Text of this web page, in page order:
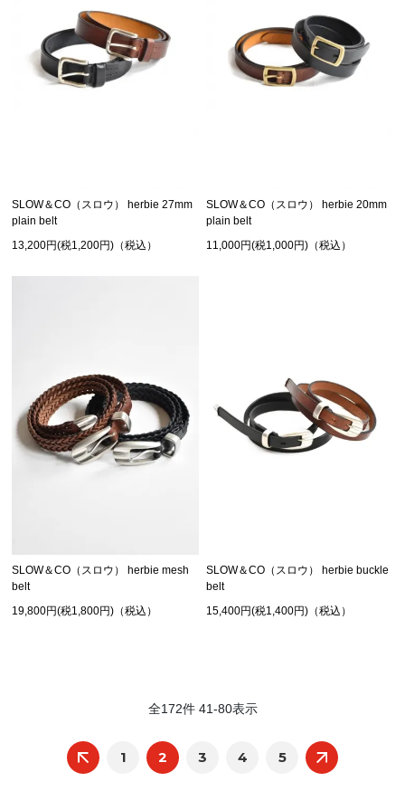
SLOW＆CO（スロウ） herbie 27mm
plain belt
13,200円(税1,200円)（税込）
SLOW＆CO（スロウ） herbie 20mm
plain belt
11,000円(税1,000円)（税込）
SLOW＆CO（スロウ） herbie mesh
belt
19,800円(税1,800円)（税込）
SLOW＆CO（スロウ） herbie buckle
belt
15,400円(税1,400円)（税込）
全172件 41-80表示
1 2 3 4 5